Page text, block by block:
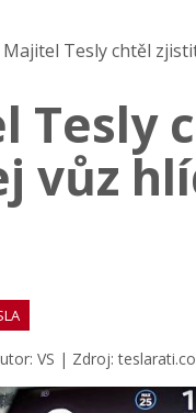
Majitel Tesly chtěl
Tesly
vůz
VS | Zdroj: